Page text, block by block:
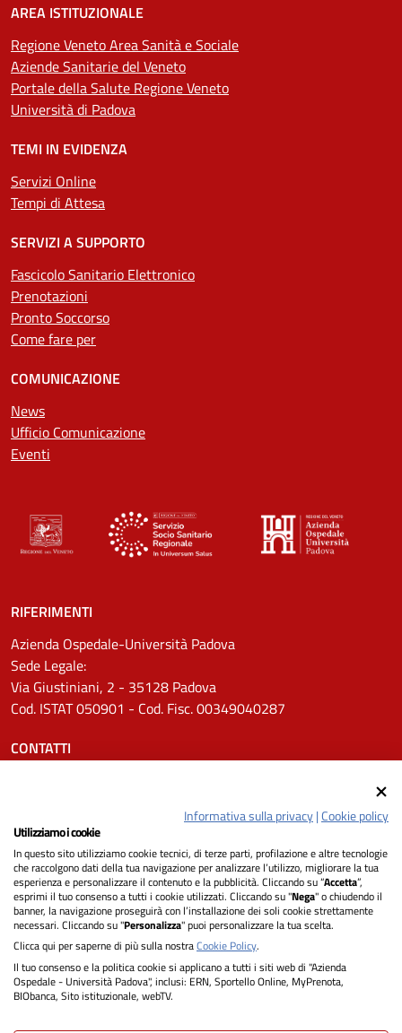
AREA ISTITUZIONALE
Regione Veneto Area Sanità e Sociale
Aziende Sanitarie del Veneto
Portale della Salute Regione Veneto
Università di Padova
TEMI IN EVIDENZA
Servizi Online
Tempi di Attesa
SERVIZI A SUPPORTO
Fascicolo Sanitario Elettronico
Prenotazioni
Pronto Soccorso
Come fare per
COMUNICAZIONE
News
Ufficio Comunicazione
Eventi
RIFERIMENTI
Azienda Ospedale-Università Padova
Sede Legale:
Via Giustiniani, 2 - 35128 Padova
Cod. ISTAT 050901 - Cod. Fisc. 00349040287
CONTATTI
Pec: protocollo.aopd@pecveneto.it
SEGUICI SU
Privacy
Dichiarazione di Accessibilità
Informativa sulla privacy|Cookie policy
Utilizziamo i cookie
In questo sito utilizziamo cookie tecnici, di terze parti, profilazione e altre tecnologie
che raccolgono dati della tua navigazione per analizzare l’utilizzo, migliorare la tua
esperienza e personalizzare il contenuto e la pubblicità. Cliccando su “Accetta”,
esprimi il tuo consenso a tutti i cookie utilizzati. Cliccando su "Nega" o chiudendo il
banner, la navigazione proseguirà con l’installazione dei soli cookie strettamente
necessari. Cliccando su "Personalizza" puoi personalizzare la tua scelta.
Clicca qui per saperne di più sulla nostraCookie Policy.
Il tuo consenso e la politica cookie si applicano a tutti i siti web di "Azienda
Ospedale - Università Padova", inclusi: ERN, Sportello Online, MyPrenota,
BIObanca, Sito istituzionale, webTV.